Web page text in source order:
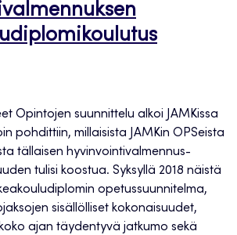
Opintojen suunnittelu alkoi JAMKissa
pohdittiin, millaisista JAMKin OPSeista
tällaisen hyvinvointivalmennus-
tulisi koostua. Syksyllä 2018 näistä
opetussuunnitelma,
sisällölliset kokonaisuudet,
ajan täydentyvä jatkumo sekä